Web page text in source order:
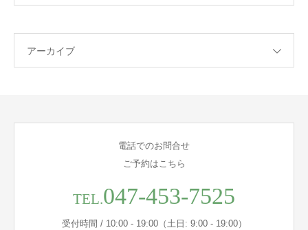
アーカイブ
電話でのお問合せ
ご予約はこちら
TEL.047-453-7525
受付時間 / 10:00 - 19:00（土日: 9:00 - 19:00）